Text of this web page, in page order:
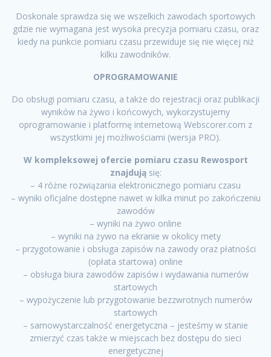
Doskonale sprawdza się we wszelkich zawodach sportowych
gdzie nie wymagana jest wysoka precyzja pomiaru czasu, oraz
kiedy na punkcie pomiaru czasu przewiduje się nie więcej niż
kilku zawodników.
OPROGRAMOWANIE
Do obsługi pomiaru czasu, a także do rejestracji oraz publikacji
wyników na żywo i końcowych, wykorzystujemy
oprogramowanie i platformę internetową Webscorer.com z
wszystkimi jej możliwościami (wersja PRO).
W kompleksowej ofercie pomiaru czasu Rewosport
znajdują się:
– 4 różne rozwiązania elektronicznego pomiaru czasu
– wyniki oficjalne dostępne nawet w kilka minut po zakończeniu
zawodów
– wyniki na żywo online
– wyniki na żywo na ekranie w okolicy mety
– przygotowanie i obsługa zapisów na zawody oraz płatności
(opłata startowa) online
– obsługa biura zawodów zapisów i wydawania numerów
startowych
– wypożyczenie lub przygotowanie bezzwrotnych numerów
startowych
– samowystarczalność energetyczna – jesteśmy w stanie
zmierzyć czas także w miejscach bez dostępu do sieci
energetycznej